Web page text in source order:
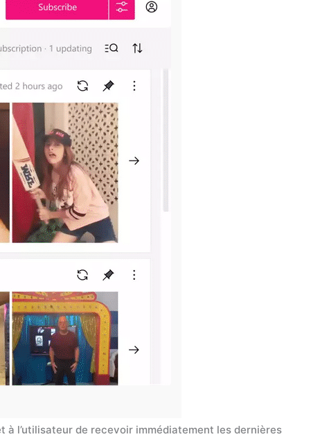
à l’utilisateur de recevoir immédiatement les dernières